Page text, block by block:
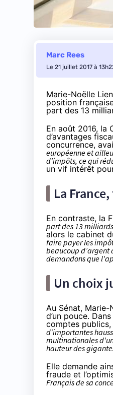
Marc Rees
Le 21 juillet 2017 à
Marie-Noëlle
position
part des 13
En août 2016, la
d’avantages
concurrence,
européenne et
d’impôts, ce qui
un vif intérêt
La
En contraste, la
part des 13
alors le cabinet
faire payer les
beaucoup d’argent
demandons que
Un choix
Au Sénat, Marie-
d’un pouce.
comptes
d'importantes
multinationales
hauteur des
Elle demande
fraude et
Français de sa